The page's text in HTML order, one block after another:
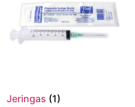
Jeringas (1)